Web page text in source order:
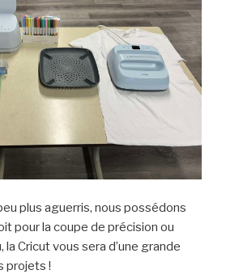
plus aguerris, nous possédons
pour la coupe de précision ou
la Cricut vous sera d’une grande
projets !